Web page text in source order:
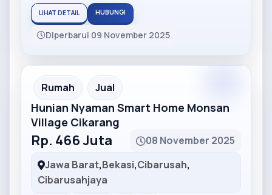
LIHAT DETAIL HUBUNGI
Diperbarui 09 November 2025
Partner Ad
Rumah Jual
Hunian Nyaman Smart Home Monsan
Village Cikarang
Rp. 466 Juta
08 November 2025
Jawa Barat,Bekasi,Cibarusah,
Cibarusahjaya